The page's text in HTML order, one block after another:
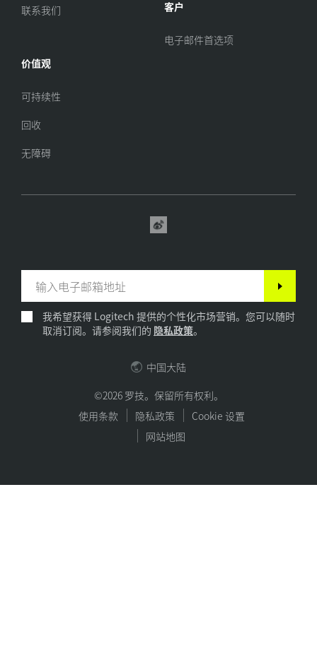
联系我们
价值观
可持续性
回收
无障碍
客户
电子邮件首选项
我希望获得 Logitech 提供的个性化市场营销。您可以随时
取消订阅。请参阅我们的 隐私政策。
©2026 罗技。保留所有权利。
使用条款
隐私政策
Cookie 设置
网站地图
中国大陆